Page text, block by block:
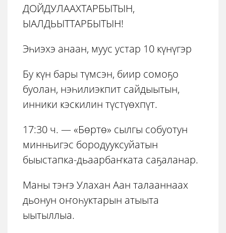
ДОЙДУЛААХТАРБЫТЫН,
ЫАЛДЬЫТТАРБЫТЫН!
Эһиэхэ анаан, муус устар 10 күнүгэр
Бу күн бары түмсэн, биир сомоҕо
буолан, нэһилиэкпит сайдыытын,
инники кэскилин түстүөхпүт.
17:30 ч. — «Бөртө» сылгы собуотун
минньигэс бородууксуйатын
быыстапка-дьаарбаҥката саҕаланар.
Маны тэҥэ Улахан Аан талааннаах
дьонун оҥоһуктарын атыыта
ыытыллыа.